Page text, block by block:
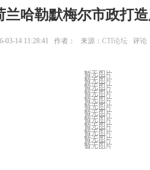
兰哈勒默梅尔市政打
03-14 11:28:41 作者： 来源： CTI论坛 评论